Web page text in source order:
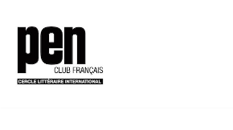
au
contenu